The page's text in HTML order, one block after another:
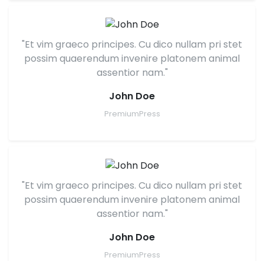
"Et vim graeco principes. Cu dico nullam pri stet
possim quaerendum invenire platonem animal
assentior nam."
John Doe
PremiumPress
"Et vim graeco principes. Cu dico nullam pri stet
possim quaerendum invenire platonem animal
assentior nam."
John Doe
PremiumPress